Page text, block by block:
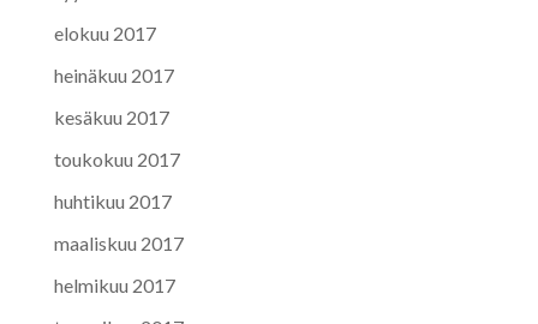
elokuu 2017
heinäkuu 2017
kesäkuu 2017
toukokuu 2017
huhtikuu 2017
maaliskuu 2017
helmikuu 2017